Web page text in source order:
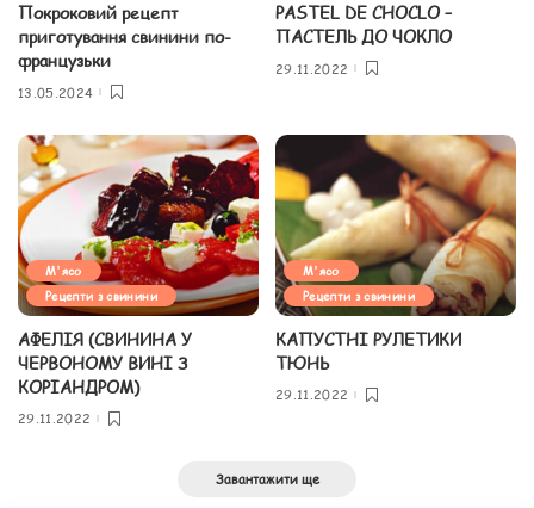
Покроковий рецепт
приготування свинини по-
французьки
13.05.2024
PASTEL DE CHOCLO –
ПАСТЕЛЬ ДО ЧОКЛО
29.11.2022
М'ясо
Рецепти з свинини
АФЕЛІЯ (СВИНИНА У
ЧЕРВОНОМУ ВИНІ З
КОРІАНДРОМ)
29.11.2022
М'ясо
Рецепти з свинини
КАПУСТНІ РУЛЕТИКИ
ТЮНЬ
29.11.2022
Завантажити ще